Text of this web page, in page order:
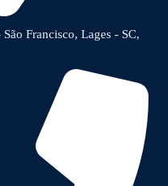
Francisco, Lages - SC,